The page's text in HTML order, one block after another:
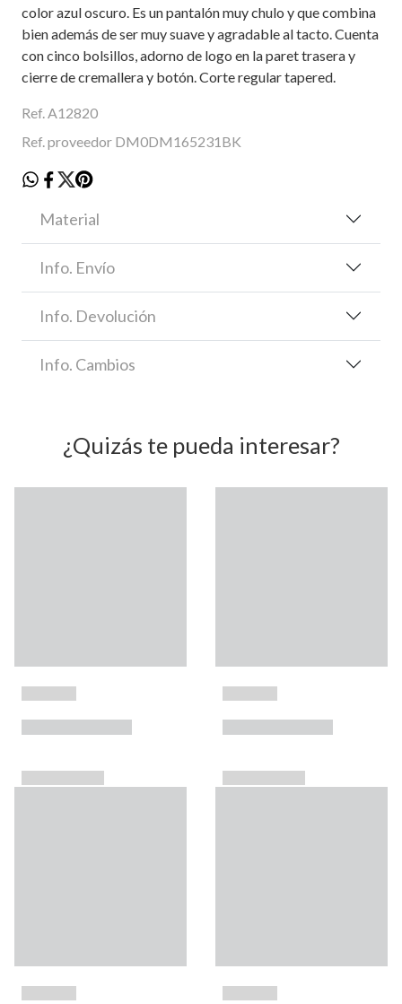
color azul oscuro. Es un pantalón muy chulo y que combina
bien además de ser muy suave y agradable al tacto. Cuenta
con cinco bolsillos, adorno de logo en la paret trasera y
cierre de cremallera y botón. Corte regular tapered.
Ref. A12820
Ref. proveedor DM0DM165231BK
Material
Info. Envío
Info. Devolución
Info. Cambios
¿Quizás te pueda interesar?